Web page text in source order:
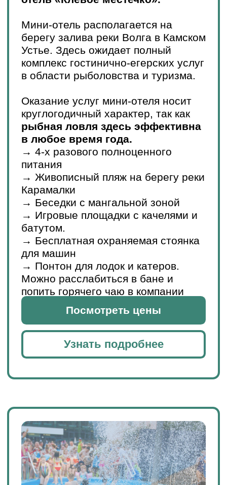
Новый объект туристической
инфраструктуры «Нижнекамские
Термы».На территории площадью
15000 кв. м расположились
различные бани, сауны, открытые и
закрытые бассейны, SPA-зоны,
кафе, бары и фуд-корты.
«Нижнекамские Термы» -самый
большой по площади и
заполняемости комплекс из всех
действующих Терм. Во время
отдыха можно побывать на
мероприятиях, которые ежедневно
проводятся в комплексе: йога в
термальной сауне, практика
гвоздестояния, акваэробика,
массовое парение. Уникальный
бассейн мертвое море наполнит
вас силой и энергией, а посетив
грязевую зону ваша кожа скажет
вам огромное спасибо. Соляная
градирня — это ощущения и воздух
морского побережья на территории
Терм.
«Термы» -
отдыха для вас и вашей семьи. Это
возможность сохранить и
продлить себе жизнь! И просто
Акции
Нижнекамск
200 км от Казани